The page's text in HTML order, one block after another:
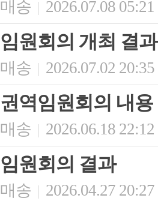
매송 | 2026.07.08 05:21
임원회의 개최 결과
매송 | 2026.07.02 20:35
권역임원회의 내용
매송 | 2026.06.18 22:12
임원회의 결과
매송 | 2026.04.27 20:27